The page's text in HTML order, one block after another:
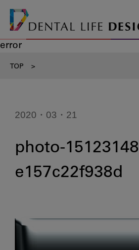
error
TOP >
2020・03・21
photo-
e157c22f938d